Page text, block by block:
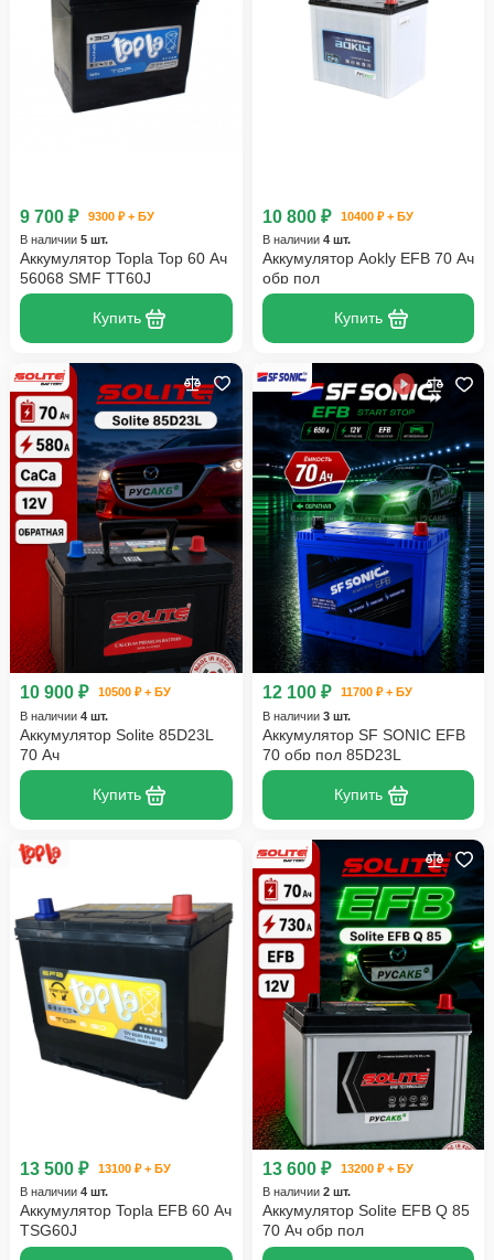
9 700 ₽
9300 ₽ + БУ
В наличии 5 шт.
Аккумулятор Topla Top 60 Ач
56068 SMF TT60J
Купить
10 800 ₽
10400 ₽ + БУ
В наличии 4 шт.
Аккумулятор Aokly EFB 70 Ач
обр пол
Купить
10 900 ₽
10500 ₽ + БУ
В наличии 4 шт.
Аккумулятор Solite 85D23L
70 Ач
Купить
12 100 ₽
11700 ₽ + БУ
В наличии 3 шт.
Аккумулятор SF SONIC EFB
70 обр пол 85D23L
Купить
13 500 ₽
13100 ₽ + БУ
В наличии 4 шт.
Аккумулятор Topla EFB 60 Ач
TSG60J
13 600 ₽
13200 ₽ + БУ
В наличии 2 шт.
Аккумулятор Solite EFB Q 85
70 Ач обр пол